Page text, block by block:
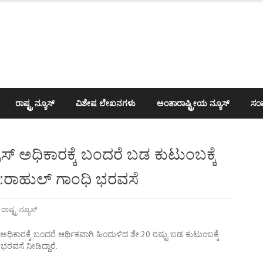
ರಾಷ್ಟ್ರ ನ್ಯೂಸ್ ವಿಶೇಷ ಲೇಖನಗಳು ಅಂತಾರಾಷ್ಟ್ರೀಯ ನ್ಯೂಸ್
ಅಧಿಕಾರಕ್ಕೆ ಬಂದರೆ ಬಡ ಕುಟುಂಬಕ್ಕೆ
ಗಾಂಧಿ ಭರವಸೆ
ರಾಷ್ಟ್ರ ನ್ಯೂಸ್
ಬಂದರೆ ಆರ್ಥಿಕವಾಗಿ ಹಿಂದುಳಿದ ಶೇ.20 ರಷ್ಟು ಬಡ ಕುಟುಂಬಕ್ಕೆ
ನೀಡಿದ್ದಾರೆ.